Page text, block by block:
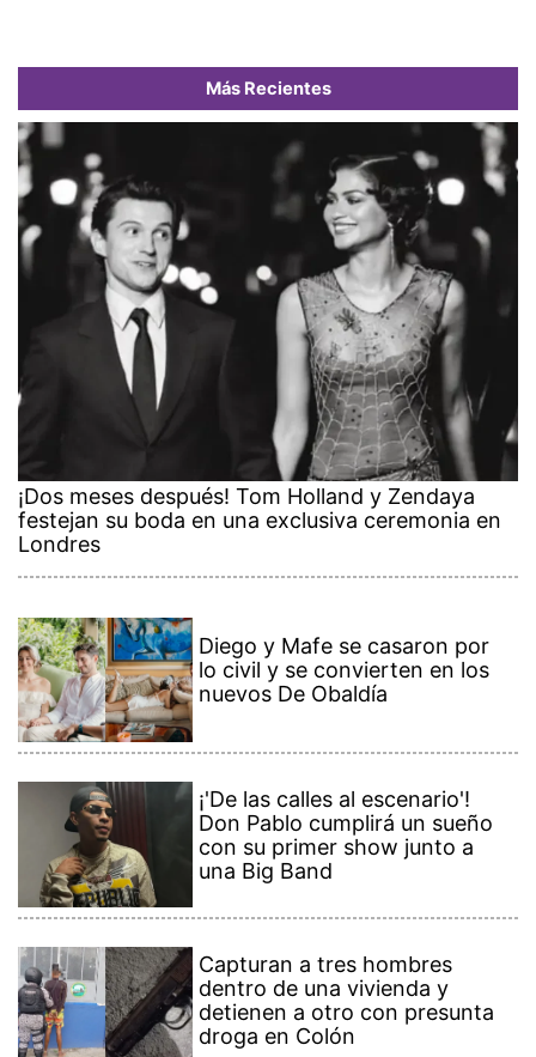
Más Recientes
¡Dos meses después! Tom Holland y Zendaya
festejan su boda en una exclusiva ceremonia en
Londres
Diego y Mafe se casaron por
lo civil y se convierten en los
nuevos De Obaldía
¡'De las calles al escenario'!
Don Pablo cumplirá un sueño
con su primer show junto a
una Big Band
Capturan a tres hombres
dentro de una vivienda y
detienen a otro con presunta
droga en Colón